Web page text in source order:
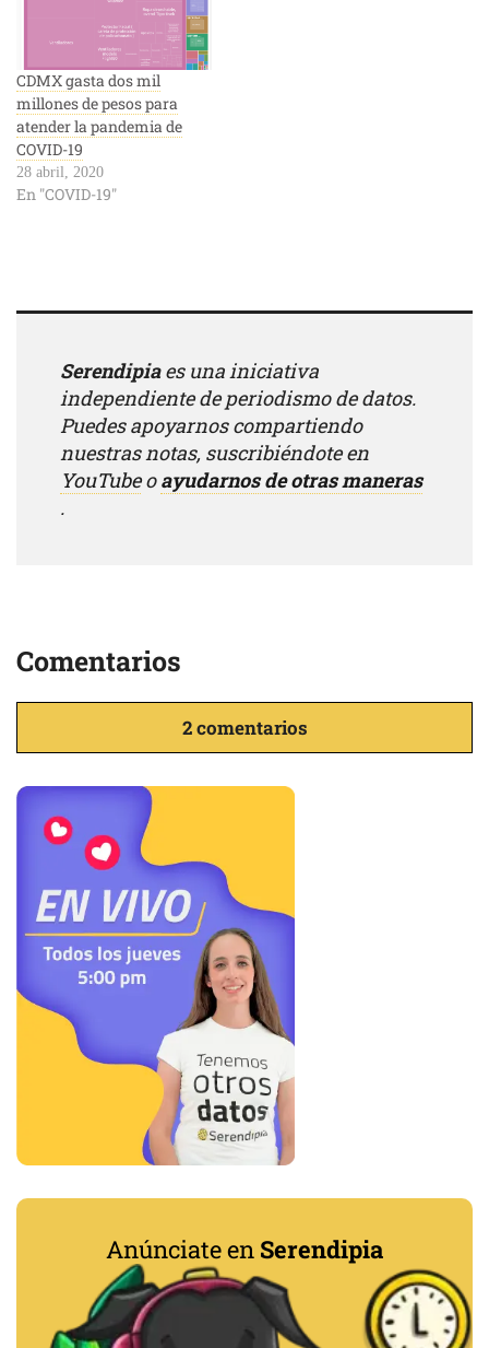
CDMX gasta dos mil
millones de pesos para
atender la pandemia de
COVID-19
28 abril, 2020
En "COVID-19"
Serendipiaes una iniciativa
independiente de periodismo de datos.
Puedes apoyarnos compartiendo
nuestras notas, suscribiéndote en
YouTubeoayudarnos de otras maneras
.
Comentarios
2 comentarios
Anúnciate en Serendipia